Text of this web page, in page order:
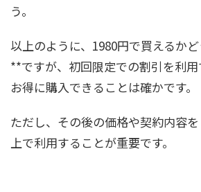
う。
以上のように、1980円で買えるか
**ですが、初回限定での割引を利
お得に購入できることは確かです。
ただし、その後の価格や契約内容
上で利用することが重要です。